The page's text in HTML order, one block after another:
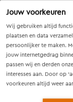
Jouw voorkeuren
Wij gebruiken altijd
plaatsen en data
persoonlijker te maken.
jouw internetgedrag
passen wij en derden
interesses aan. Door op
voorkeuren altijd weer